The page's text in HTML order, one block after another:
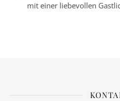
mit einer liebevollen